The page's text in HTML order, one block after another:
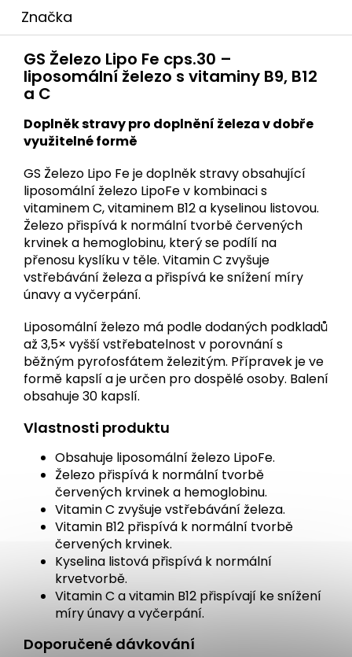
Značka
GS Železo Lipo Fe cps.30 –
liposomální železo s vitaminy B9, B12
a C
Doplněk stravy pro doplnění železa v dobře
využitelné formě
GS Železo Lipo Fe je doplněk stravy obsahující
liposomální železo LipoFe v kombinaci s
vitaminem C, vitaminem B12 a kyselinou listovou.
Železo přispívá k normální tvorbě červených
krvinek a hemoglobinu, který se podílí na
přenosu kyslíku v těle. Vitamin C zvyšuje
vstřebávání železa a přispívá ke snížení míry
únavy a vyčerpání.
Liposomální železo má podle dodaných podkladů
až 3,5× vyšší vstřebatelnost v porovnání s
běžným pyrofosfátem železitým. Přípravek je ve
formě kapslí a je určen pro dospělé osoby. Balení
obsahuje 30 kapslí.
Vlastnosti produktu
Obsahuje liposomální železo LipoFe.
Železo přispívá k normální tvorbě
červených krvinek a hemoglobinu.
Vitamin C zvyšuje vstřebávání železa.
Vitamin B12 přispívá k normální tvorbě
červených krvinek.
Kyselina listová přispívá k normální
krvetvorbě.
Vitamin C a vitamin B12 přispívají ke snížení
míry únavy a vyčerpání.
Doporučené dávkování